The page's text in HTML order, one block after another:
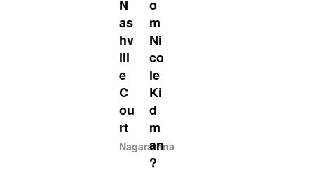
N
as
hv
ill
e
C
ou
rt
Nagarathna
o
m
Ni
co
le
Ki
d
m
an
?